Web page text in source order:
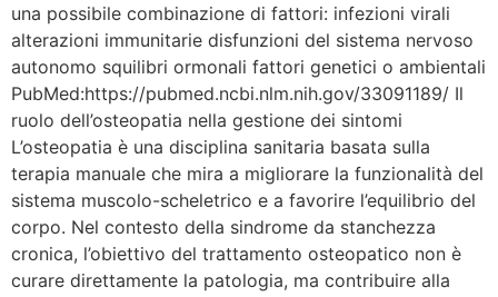
una possibile combinazione di fattori: infezioni virali
alterazioni immunitarie disfunzioni del sistema nervoso
autonomo squilibri ormonali fattori genetici o ambientali
PubMed:https://pubmed.ncbi.nlm.nih.gov/33091189/ Il
ruolo dell’osteopatia nella gestione dei sintomi
L’osteopatia è una disciplina sanitaria basata sulla
terapia manuale che mira a migliorare la funzionalità del
sistema muscolo-scheletrico e a favorire l’equilibrio del
corpo. Nel contesto della sindrome da stanchezza
cronica, l’obiettivo del trattamento osteopatico non è
curare direttamente la patologia, ma contribuire alla